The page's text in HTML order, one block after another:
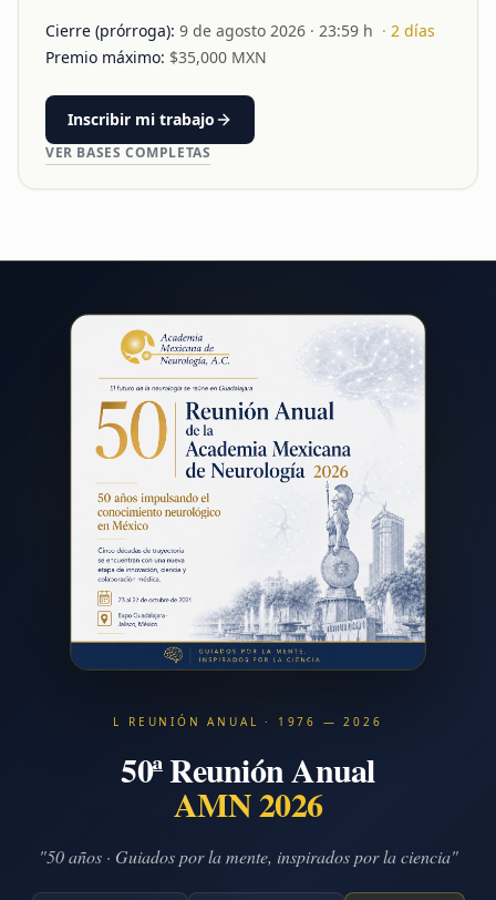
Cierre (prórroga): 9 de agosto 2026 · 23:59 h · 2 días
Premio máximo: $35,000 MXN
Inscribir mi trabajo
VER BASES COMPLETAS
L REUNIÓN ANUAL · 1976 — 2026
50ª Reunión Anual
AMN 2026
"50 años · Guiados por la mente, inspirados por la ciencia"